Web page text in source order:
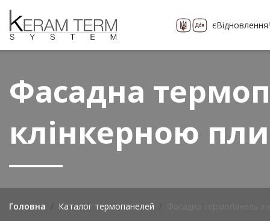
єВідновлення
Про компанію Каталог понад 400 видів
Фасадна
клінкерною
Головна Каталог термопанелей Фасадна термопанель з